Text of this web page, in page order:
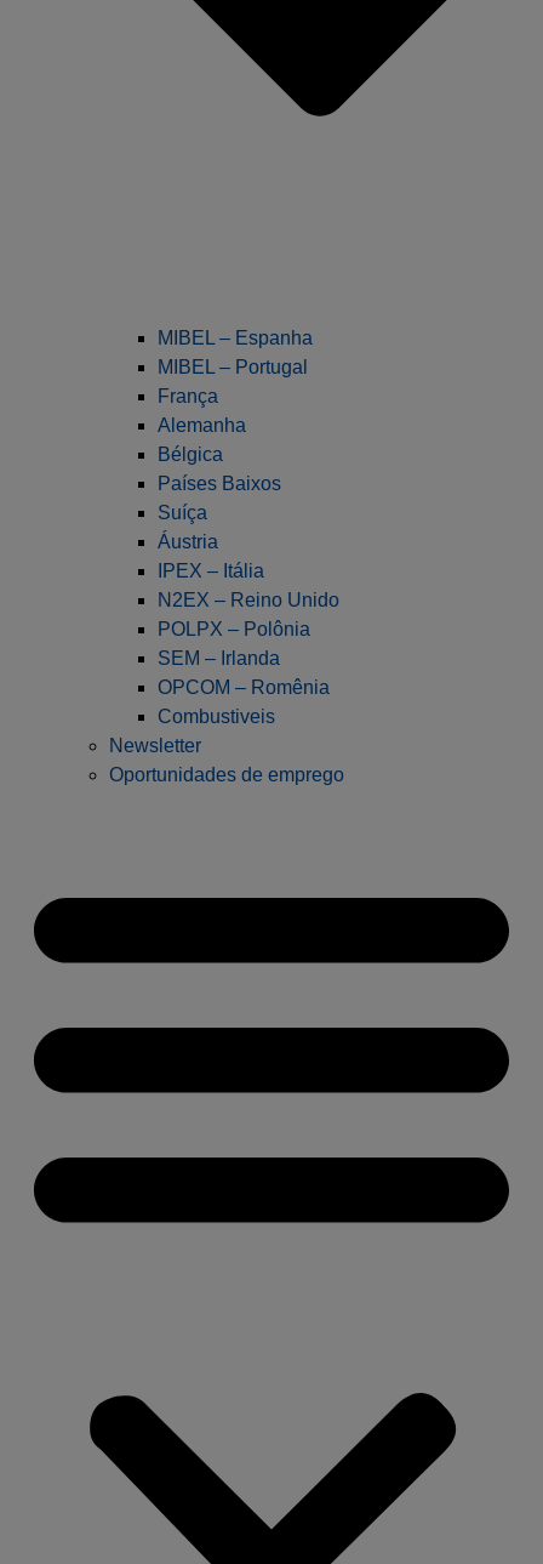
MIBEL – Espanha
MIBEL – Portugal
França
Alemanha
Bélgica
Países Baixos
Suíça
Áustria
IPEX – Itália
N2EX – Reino Unido
POLPX – Polônia
SEM – Irlanda
OPCOM – Romênia
Combustiveis
Newsletter
Oportunidades de emprego